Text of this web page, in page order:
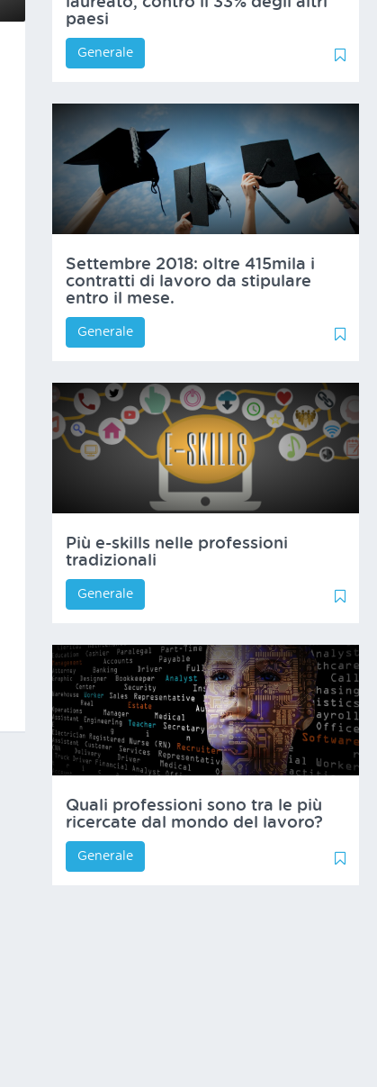
paesi
00
Generale
Settembre 2018: oltre 415mila i
contratti di lavoro da stipulare
entro il mese.
0
1
Generale
Più e-skills nelle professioni
tradizionali
0
1
Generale
Quali professioni sono tra le più
ricercate dal mondo del lavoro?
11
Generale